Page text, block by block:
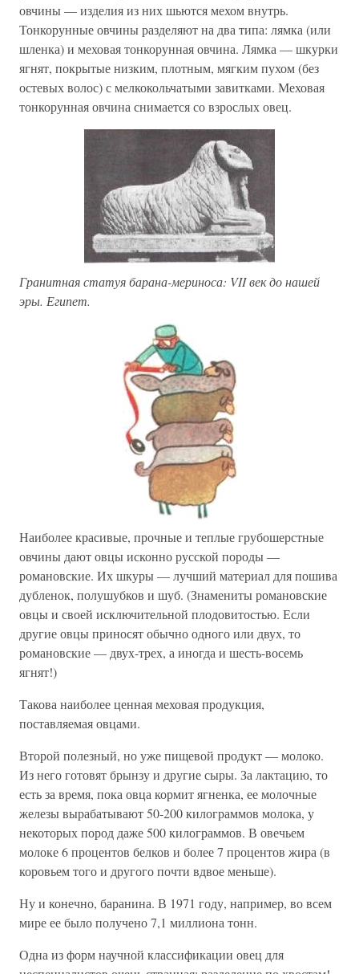
овчины — изделия из них шьются мехом внутрь.
Тонкорунные овчины разделяют на два типа: лямка (или
шленка) и меховая тонкорунная овчина. Лямка — шкурки
ягнят, покрытые низким, плотным, мягким пухом (без
остевых волос) с мелкокольчатыми завитками. Меховая
тонкорунная овчина снимается со взрослых овец.
Гранитная статуя барана-мериноса: VII век до нашей
эры. Египет.
Наиболее красивые, прочные и теплые грубошерстные
овчины дают овцы исконно русской породы —
романовские. Их шкуры — лучший материал для пошива
дубленок, полушубков и шуб. (Знамениты романовские
овцы и своей исключительной плодовитостью. Если
другие овцы приносят обычно одного или двух, то
романовские — двух-трех, а иногда и шесть-восемь
ягнят!)
Такова наиболее ценная меховая продукция,
поставляемая овцами.
Второй полезный, но уже пищевой продукт — молоко.
Из него готовят брынзу и другие сыры. За лактацию, то
есть за время, пока овца кормит ягненка, ее молочные
железы вырабатывают 50-200 килограммов молока, у
некоторых пород даже 500 килограммов. В овечьем
молоке 6 процентов белков и более 7 процентов жира (в
коровьем того и другого почти вдвое меньше).
Ну и конечно, баранина. В 1971 году, например, во всем
мире ее было получено 7,1 миллиона тонн.
Одна из форм научной классификации овец для